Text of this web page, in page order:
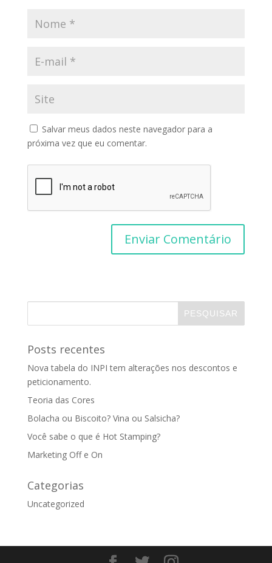
Salvar meus dados neste navegador para a
próxima vez que eu comentar.
Posts recentes
Nova tabela do INPI tem alterações nos descontos e
peticionamento.
Teoria das Cores
Bolacha ou Biscoito? Vina ou Salsicha?
Você sabe o que é Hot Stamping?
Marketing Off e On
Categorias
Uncategorized